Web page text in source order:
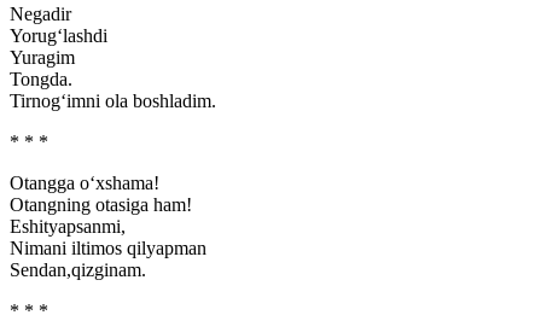
Negadir
Yorug‘lashdi
Yuragim
Tongda.
Tirnog‘imni ola boshladim.
* * *
Otangga o‘xshama!
Otangning otasiga ham!
Eshityapsanmi,
Nimani iltimos qilyapman
Sendan,qizginam.